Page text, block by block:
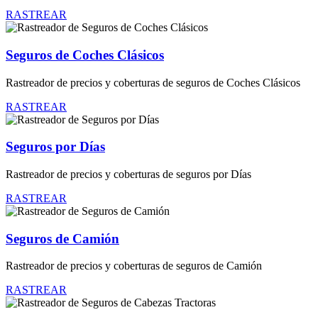
RASTREAR
Seguros de Coches Clásicos
Rastreador de precios y coberturas de seguros de Coches Clásicos
RASTREAR
Seguros por Días
Rastreador de precios y coberturas de seguros por Días
RASTREAR
Seguros de Camión
Rastreador de precios y coberturas de seguros de Camión
RASTREAR